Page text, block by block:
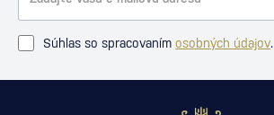
Súhlas so spracovaním osobných údajov.